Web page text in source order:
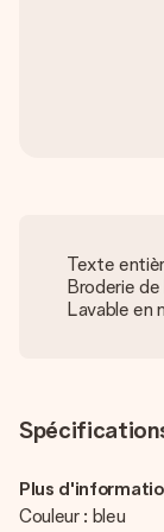
Texte
Broderie
Lavable en
Plus
Couleur : bleu